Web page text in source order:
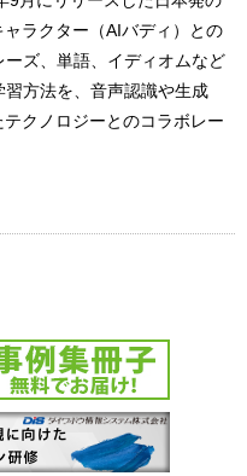
ラクター（AIバディ）との
ズ、単語、イディオムなど
方法を、音声認識や生成
クノロジーとのコラボレー